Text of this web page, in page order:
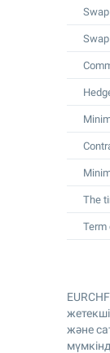
The
Term
және